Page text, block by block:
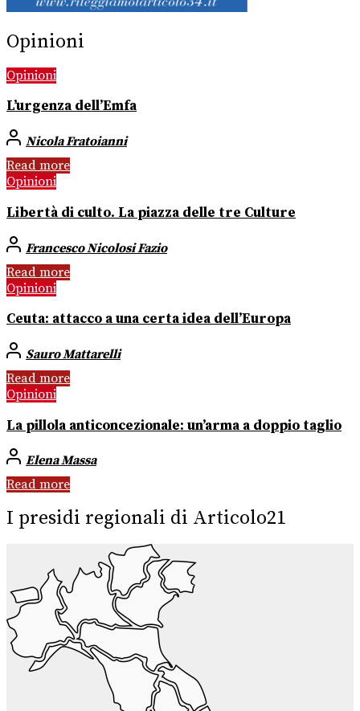
Opinioni
Opinioni
L’urgenza dell’Emfa
Nicola Fratoianni
Read more
Opinioni
Libertà di culto. La piazza delle tre Culture
Francesco Nicolosi Fazio
Read more
Opinioni
Ceuta: attacco a una certa idea dell’Europa
Sauro Mattarelli
Read more
Opinioni
La pillola anticoncezionale: un’arma a doppio taglio
Elena Massa
Read more
I presidi regionali di Articolo21